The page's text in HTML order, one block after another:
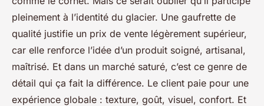
pleinement à l’identité du glacier. Une gaufrette de
qualité justifie un prix de vente légèrement supérieur,
car elle renforce l’idée d’un produit soigné, artisanal,
maîtrisé. Et dans un marché saturé, c’est ce genre de
détail qui ça fait la différence. Le client paie pour une
expérience globale : texture, goût, visuel, confort. Et